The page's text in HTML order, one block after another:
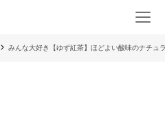
みんな大好き【ゆず紅茶】ほどよい酸味の